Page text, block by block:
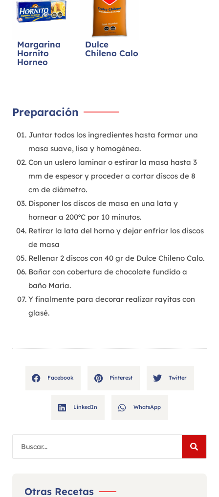
Margarina
Hornito
Horneo
Dulce
Chileno Calo
Preparación
Juntar todos los ingredientes hasta formar una
masa suave, lisa y homogénea.
Con un uslero laminar o estirar la masa hasta 3
mm de espesor y proceder a cortar discos de 8
cm de diámetro.
Disponer los discos de masa en una lata y
hornear a 200ºC por 10 minutos.
Retirar la lata del horno y dejar enfriar los discos
de masa
Rellenar 2 discos con 40 gr de Dulce Chileno Calo.
Bañar con cobertura de chocolate fundido a
baño María.
Y finalmente para decorar realizar rayitas con
glasé.
Facebook Pinterest Twitter
LinkedIn WhatsApp
Otras Recetas